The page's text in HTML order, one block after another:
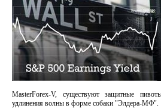
MasterForex-V, существуют защитные
удлинения волны в форме собаки "Элдера-МФ".